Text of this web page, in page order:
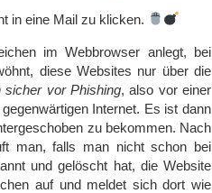
in eine Mail zu klicken.
im Webbrowser anlegt, bei
diese Websites nur über die
sicher vor Phishing, also vor einer
Internet. Es ist dann
zu bekommen. Nach
man, falls man nicht schon bei
und gelöscht hat, die Website
auf und meldet sich dort wie